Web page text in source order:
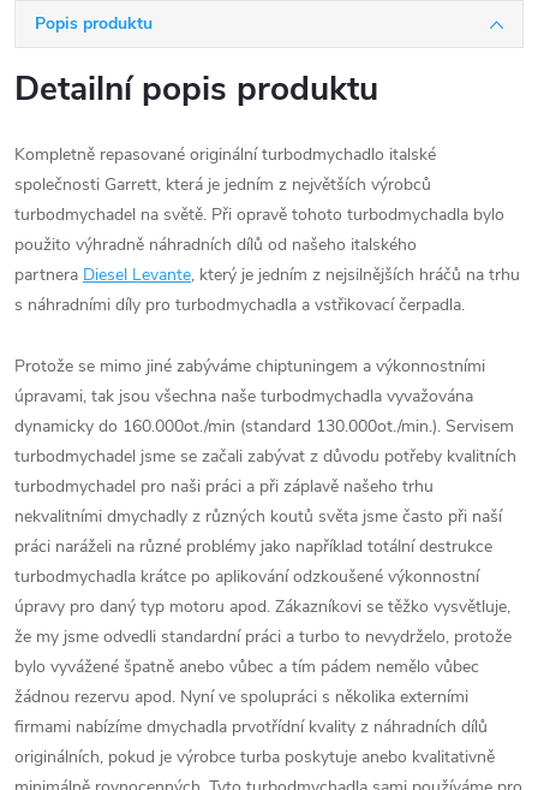
Popis produktu
Detailní popis produktu
Kompletně repasované originální turbodmychadlo italské
společnosti Garrett, která je jedním z největších výrobců
turbodmychadel na světě. Při opravě tohoto turbodmychadla bylo
použito výhradně náhradních dílů od našeho italského
partnera Diesel Levante, který je jedním z nejsilnějších hráčů na trhu
s náhradními díly pro turbodmychadla a vstřikovací čerpadla.
Protože se mimo jiné zabýváme chiptuningem a výkonnostními
úpravami, tak jsou všechna naše turbodmychadla vyvažována
dynamicky do 160.000ot./min (standard 130.000ot./min.). Servisem
turbodmychadel jsme se začali zabývat z důvodu potřeby kvalitních
turbodmychadel pro naši práci a při záplavě našeho trhu
nekvalitními dmychadly z různých koutů světa jsme často při naší
práci naráželi na různé problémy jako například totální destrukce
turbodmychadla krátce po aplikování odzkoušené výkonnostní
úpravy pro daný typ motoru apod. Zákazníkovi se těžko vysvětluje,
že my jsme odvedli standardní práci a turbo to nevydrželo, protože
bylo vyvážené špatně anebo vůbec a tím pádem nemělo vůbec
žádnou rezervu apod. Nyní ve spolupráci s několika externími
firmami nabízíme dmychadla prvotřídní kvality z náhradních dílů
originálních, pokud je výrobce turba poskytuje anebo kvalitativně